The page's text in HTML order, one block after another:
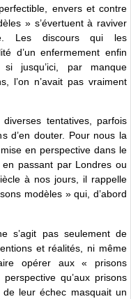
envers et contre
» s’évertuent à raviver
Les discours qui les
d’un enfermement enfin
jusqu’ici, par manque
l’on n’avait pas vraiment
tentatives, parfois
d’en douter. Pour nous la
en perspective dans le
passant par Londres ou
à nos jours, il rappelle
modèles » qui, d’abord
s’agit pas seulement de
et réalités, ni même
opérer aux « prisons
qu’aux prisons
leur échec masquait un